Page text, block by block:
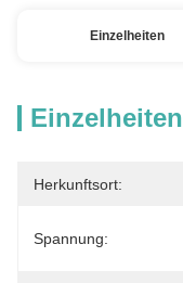
Einzelheiten
Einzelheiten
Herkunftsort:
Spannung: